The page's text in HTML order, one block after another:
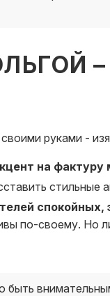
руками -
на фактуру
стильные
спокойных,
по-своему. Но
3D